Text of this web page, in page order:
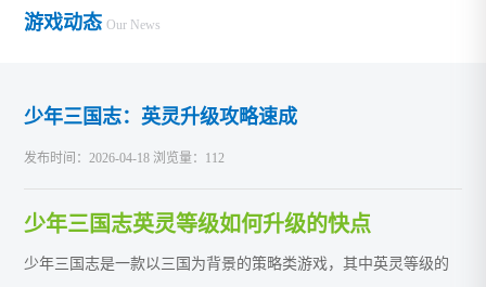
游戏动态 Our News
少年三国志：英灵升级攻略速成
发布时间：2026-04-18 浏览量：112
少年三国志英灵等级如何升级的快点
少年三国志是一款以三国为背景的策略类游戏，其中英灵等级的